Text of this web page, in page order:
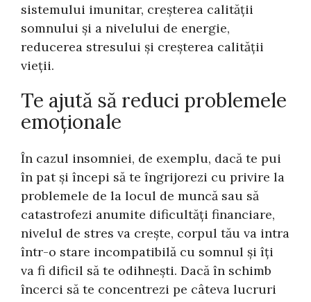
sistemului imunitar, creșterea calității
somnului și a nivelului de energie,
reducerea stresului și creșterea calității
vieții.
Te ajută să reduci problemele
emoționale
În cazul insomniei, de exemplu, dacă te pui
în pat și începi să te îngrijorezi cu privire la
problemele de la locul de muncă sau să
catastrofezi anumite dificultăți financiare,
nivelul de stres va crește, corpul tău va intra
într-o stare incompatibilă cu somnul și îți
va fi dificil să te odihnești. Dacă în schimb
încerci să te concentrezi pe câteva lucruri